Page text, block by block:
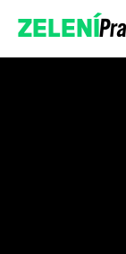
ZELENÍ